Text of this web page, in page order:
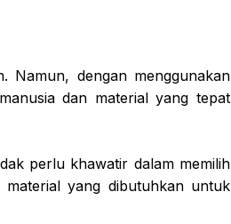
Namun, dengan menggunakan
dan material yang tepat
perlu khawatir dalam memilih
yang dibutuhkan untuk